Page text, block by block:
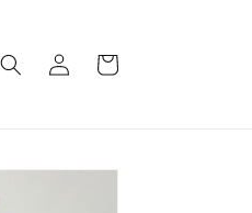
in
Varukorg